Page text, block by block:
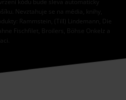
Newslettru a souhlasím s tím, že
svých produktech. Mé osobní údaje
Ochrana osobních údajů
na odhlašovací odkaz/link.